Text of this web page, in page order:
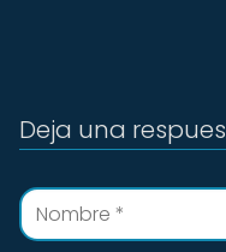
Deja una